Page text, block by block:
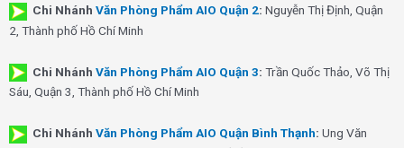
Chi Nhánh Văn Phòng Phẩm AIO Quận 2: Nguyễn Thị Định, Quận
2, Thành phố Hồ Chí Minh
Chi Nhánh Văn Phòng Phẩm AIO Quận 3: Trần Quốc Thảo, Võ Thị
Sáu, Quận 3, Thành phố Hồ Chí Minh
Chi Nhánh Văn Phòng Phẩm AIO Quận Bình Thạnh: Ung Văn